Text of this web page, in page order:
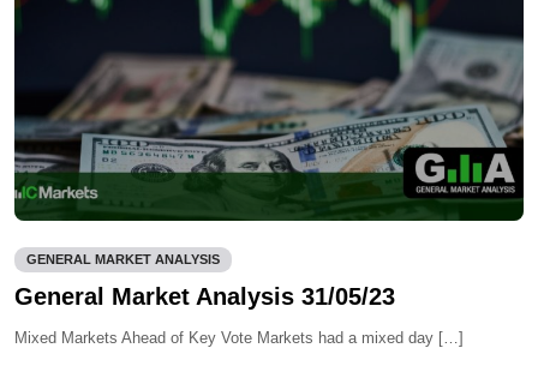
GENERAL MARKET ANALYSIS
General Market Analysis 31/05/23
Mixed Markets Ahead of Key Vote Markets had a mixed day […]